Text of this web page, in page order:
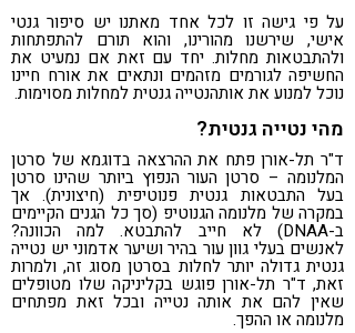
על פי גישה זו לכל אחד מאתנו יש סיפור גנטי
אישי, שירשנו מהורינו, והוא תורם להתפתחות
ולהתבטאות מחלות. יחד עם זאת אם נמעיט את
החשיפה לגורמים מזהמים ונתאים את אורח חיינו
נוכל למנוע את אותהנטייה גנטית למחלות מסוימות.
מהי נטייה גנטית?
ד"ר תל-אורן פתח את ההרצאה בדוגמא של סרטן
המלנומה – סרטן העור הנפוץ ביותר שהינו סרטן
בעל התבטאות גנטית פנוטיפית (חיצונית). אך
במקרה של מלנומה הגנוטיפ (סך כל הגנים הקיימים
ב-DNAA) לא חייב להתבטא. למה הכוונה?
לאנשים בעלי גוון עור בהיר ושיער אדמוני יש נטייה
גנטית גדולה יותר לחלות בסרטן מסוג זה, ולמרות
זאת, ד"ר תל-אורן פוגש בקליניקה שלו מטופלים
שאין להם את אותה נטייה ובכל זאת מפתחים
מלנומה או ההפך.